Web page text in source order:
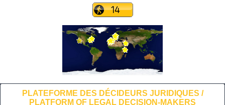
PLATEFORME DES DÉCIDEURS JURIDIQUES /
PLATFORM OF LEGAL DECISION-MAKERS